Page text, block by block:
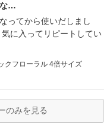
な…
ってから使いだしまし
に入ってリピートしてい
クフローラル 4倍サイズ
のみを見る